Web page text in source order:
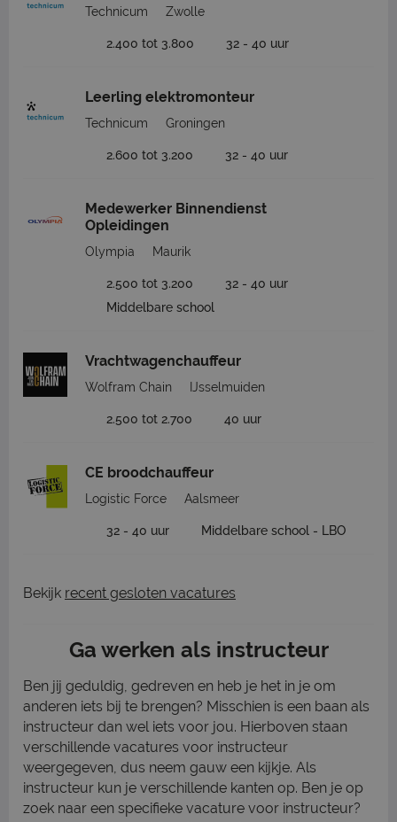
Technicum Zwolle
2.400 tot 3.800 32 - 40 uur
Leerling elektromonteur
Technicum Groningen
2.600 tot 3.200 32 - 40 uur
Medewerker Binnendienst
Opleidingen
Olympia Maurik
2.500 tot 3.200
32 - 40 uur
Middelbare school
Vrachtwagenchauffeur
Wolfram Chain IJsselmuiden
2.500 tot 2.700 40 uur
CE broodchauffeur
Logistic Force Aalsmeer
32 - 40 uur Middelbare school - LBO
Bekijk recent gesloten vacatures
Ga werken als instructeur
Ben jij geduldig, gedreven en heb je het in je om
anderen iets bij te brengen? Misschien is een baan als
instructeur dan wel iets voor jou. Hierboven staan
verschillende vacatures voor instructeur
weergegeven, dus neem gauw een kijkje. Als
instructeur kun je verschillende kanten op. Ben je op
zoek naar een specifieke vacature voor instructeur?